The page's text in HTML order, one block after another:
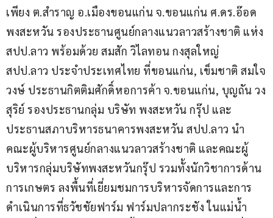
เพียง ต.สำราญ อ.เมืองขอนแก่น จ.ขอนแก่น ศ.ดร.อ๊อด
พงสะหวัน รองประธานศูนย์กลางแนวลาวสร้างชาติ แห่ง
สปป.ลาว พร้อมด้วย สมสัก วิไลทอน กงสุลใหญ่
สปป.ลาว ประจำประเทศไทย ที่ขอนแก่น, เข็มชาติ สมใจ
วงษ์ ประธานกิตติมศักดิ์หอการค้า จ.ขอนแก่น, บุญถัน วง
สุริย์ รองประธานกลุ่ม บริษัท พงสะหวัน กรุ๊ป และ
ประธานสภาบริหารธนาคารพงสะหวัน สปป.ลาว นำ
คณะผู้บริหารศูนย์กลางแนวลาวสร้างชาติ และคณะผู้
บริหารกลุ่มบริษัทพงสะหวันกรุ๊ป รวมทั้งนักวิชาการด้าน
การเกษตร ลงพื้นที่เยี่ยมชมการบริหารจัดการและการ
ดำเนินการที่ธวัชชัยฟาร์ม ฟาร์มปลากระชัง ในแม่น้ำ